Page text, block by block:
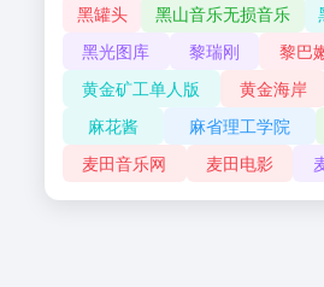
黑罐头
黑山音乐无损音乐
黑光图库
黎瑞刚
黎巴
黄金矿工单人版
黄金海岸
麻花酱
麻省理工学院
麦田音乐网
麦田电影